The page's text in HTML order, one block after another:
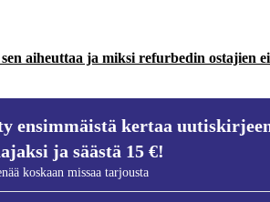
aiheuttaa ja miksi refurbedin ostajien
ensimmäistä kertaa
ja säästä 15 €!
koskaan missaa tarjousta
kertaa uutiskirjeen
15 €!